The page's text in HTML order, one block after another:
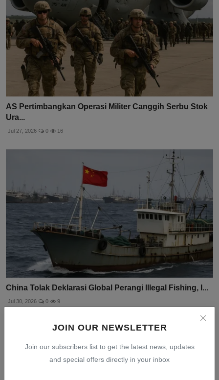
JOIN OUR NEWSLETTER
Join our subscribers list to get the latest news, updates
and special offers directly in your inbox
AS Pertimbangkan Operasi Militer Canggih Serbu Stok
Ura...
Jul 27, 2026 0 16
China Tolak Deklarasi Global Perangi Illegal Fishing, I...
Jul 30, 2026 0 9